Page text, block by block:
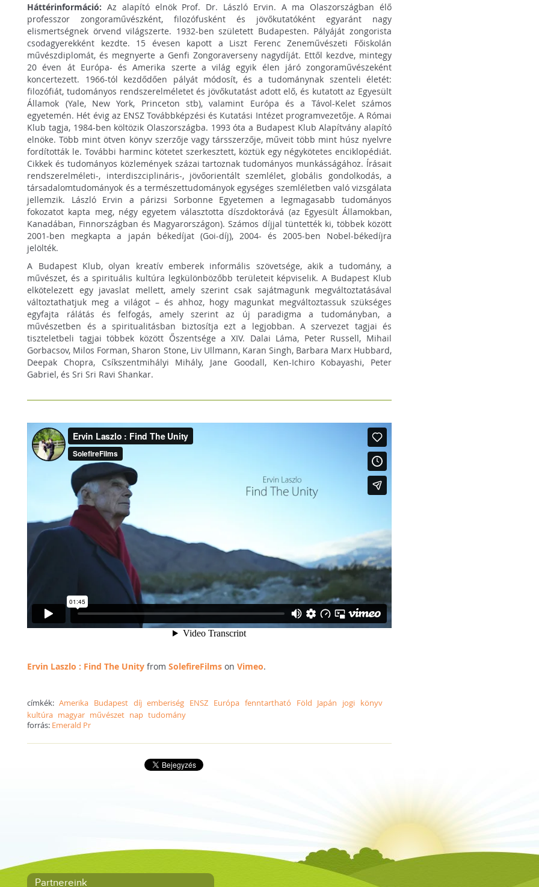
Háttérinformáció:Az alapító elnök Prof. Dr. László Ervin. A ma Olaszországban élő
professzor zongoraművészként, filozófusként és jövőkutatóként egyaránt nagy
elismertségnek örvend világszerte. 1932-ben született Budapesten. Pályáját zongorista
csodagyerekként kezdte. 15 évesen kapott a Liszt Ferenc Zeneművészeti Főiskolán
művészdiplomát, és megnyerte a Genfi Zongoraverseny nagydíját. Ettől kezdve, mintegy
20 éven át Európa- és Amerika szerte a világ egyik élen járó zongoraművészeként
koncertezett. 1966-tól kezdődően pályát módosít, és a tudománynak szenteli életét:
filozófiát, tudományos rendszerelméletet és jövőkutatást adott elő, és kutatott az Egyesült
Államok (Yale, New York, Princeton stb), valamint Európa és a Távol-Kelet számos
egyetemén. Hét évig az ENSZ Továbbképzési és Kutatási Intézet programvezetője. A Római
Klub tagja, 1984-ben költözik Olaszországba. 1993 óta a Budapest Klub Alapítvány alapító
elnöke. Több mint ötven könyv szerzője vagy társszerzője, műveit több mint húsz nyelvre
fordították le. További harminc kötetet szerkesztett, köztük egy négykötetes enciklopédiát.
Cikkek és tudományos közlemények százai tartoznak tudományos munkásságához. Írásait
rendszerelméleti-, interdiszciplináris-, jövőorientált szemlélet, globális gondolkodás, a
társadalomtudományok és a természettudományok egységes szemléletben való vizsgálata
jellemzik. László Ervin a párizsi Sorbonne Egyetemen a legmagasabb tudományos
fokozatot kapta meg, négy egyetem választotta díszdoktorává (az Egyesült Államokban,
Kanadában, Finnországban és Magyarországon). Számos díjjal tüntették ki, többek között
2001-ben megkapta a japán békedíjat (Goi-díj), 2004- és 2005-ben Nobel-békedíjra
jelölték.
A Budapest Klub, olyan kreatív emberek informális szövetsége, akik a tudomány, a
művészet, és a spirituális kultúra legkülönbözőbb területeit képviselik. A Budapest Klub
elkötelezett egy javaslat mellett, amely szerint csak sajátmagunk megváltoztatásával
változtathatjuk meg a világot – és ahhoz, hogy magunkat megváltoztassuk szükséges
egyfajta rálátás és felfogás, amely szerint az új paradigma a tudományban, a
művészetben és a spiritualitásban biztosítja ezt a legjobban. A szervezet tagjai és
tiszteletbeli tagjai többek között Őszentsége a XIV. Dalai Láma, Peter Russell, Mihail
Gorbacsov, Milos Forman, Sharon Stone, Liv Ullmann, Karan Singh, Barbara Marx Hubbard,
Deepak Chopra, Csíkszentmihályi Mihály, Jane Goodall, Ken-Ichiro Kobayashi, Peter
Gabriel, és Sri Sri Ravi Shankar.
Ervin Laszlo : Find The Unity fromSolefireFilms onVimeo.
címkék: Amerika Budapest díj emberiség ENSZ Európa fenntartható Föld Japán jogi könyv
kultúra magyar művészet nap tudomány
forrás: Emerald Pr
Partnereink